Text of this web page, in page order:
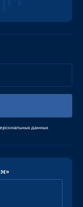
данных